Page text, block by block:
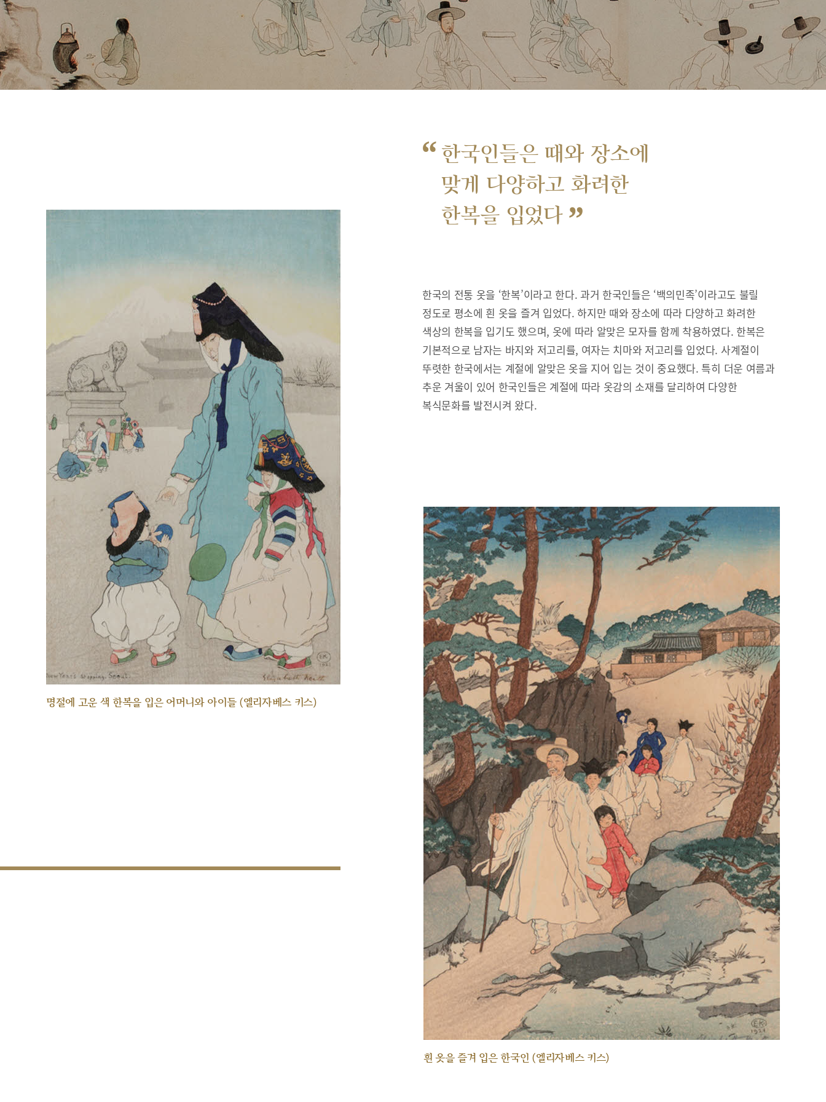
“ 한국인들은 때와 장소에
맞게 다양하고 화려한
한복을 입었다 ”
명절에 고운 색 한복을 입은 어머니와 아이들 (엘리자베스 키스)
한국의 전통 옷을 ‘한복’이라고 한다. 과거 한국인들은 ‘백의민족’이라고도 불릴
정도로 평소에 흰 옷을 즐겨 입었다. 하지만 때와 장소에 따라 다양하고 화려한
색상의 한복을 입기도 했으며, 옷에 따라 알맞은 모자를 함께 착용하였다. 한복은
기본적으로 남자는 바지와 저고리를, 여자는 치마와 저고리를 입었다. 사계절이
뚜렷한 한국에서는 계절에 알맞은 옷을 지어 입는 것이 중요했다. 특히 더운 여름과
추운 겨울이 있어 한국인들은 계절에 따라 옷감의 소재를 달리하여 다양한
복식문화를 발전시켜 왔다.
흰 옷을 즐겨 입은 한국인 (엘리자베스 키스)